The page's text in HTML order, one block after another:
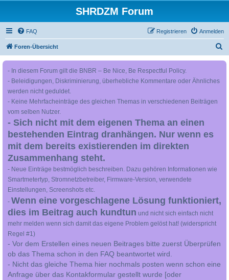
SHRDZM Forum
FAQ Anmelden
Registrieren
Foren-Übersicht
- In diesem Forum gilt die BNBR – Be Nice, Be Respectful Policy.
- Beleidigungen, Diskriminierung, überhebliche Kommentare oder Ähnliches
werden nicht geduldet.
- Keine Mehrfacheinträge des gleichen Themas in verschiedenen Beiträgen
vom selben Nutzer.
- Sich nicht mit dem eigenen Thema an einen
bestehenden Eintrag dranhängen. Nur wenn es
mit dem bereits existierenden im direkten
Zusammenhang steht.
- Neue Einträge bestmöglich beschreiben. Dazu gehören Informationen wie
Smartmetertyp, Stromnetzbetreiber, Firmware-Version, verwendete
Einstellungen, Screenshots etc.
- Wenn eine vorgeschlagene Lösung funktioniert,
dies im Beitrag auch kundtun und nicht sich einfach nicht
mehr melden wenn sich damit das eigene Problem gelöst hat! (widerspricht
Regel #1)
- Vor dem Erstellen eines neuen Beitrages bitte zuerst Überprüfen
ob das Thema schon in den FAQ beantwortet wird.
- Nicht das gleiche Thema hier nochmals posten wenn schon eine
Anfrage über das Kontakformular gestellt wurde [oder